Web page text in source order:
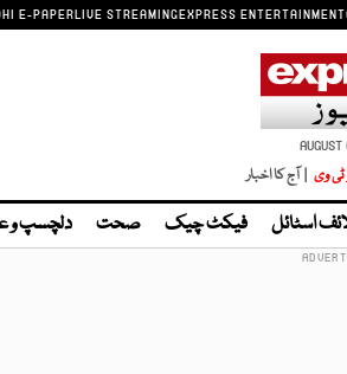
E-PAPERLIVE STREAMINGEXPRESS ENTERTAINMENT
ٹی وی | آج کا اخبار
اسٹائل فیکٹ چیک صحت دلچسپ و